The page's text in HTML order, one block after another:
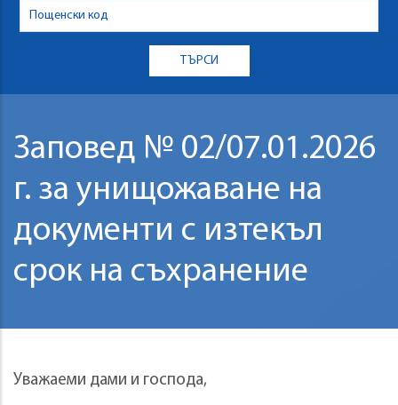
Заповед № 02/07.01.2026
г. за унищожаване на
документи с изтекъл
срок на съхранение
Уважаеми дами и господа,